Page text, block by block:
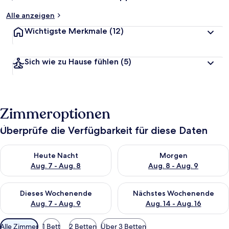
Alle anzeigen
Wichtigste Merkmale (12)
Sich wie zu Hause fühlen (5)
Zimmeroptionen
Überprüfe die Verfügbarkeit für diese Daten
Heute Nacht
Aug. 7 - Aug. 8
Überprüfe die Verfügbarkeit für heute Nacht, Aug. 7 - Aug. 8.
Morgen
Aug. 8 - Aug. 9
Überprüfe die Verfügbarkeit
Dieses Wochenende
Aug. 7 - Aug. 9
Überprüfe die Verfügbarkeit für dieses Wochenende, Aug. 7
Nächstes Wochenende
Aug. 14 - Aug. 16
Überprüfe die Verfügbarkeit
Verfügbare
Alle Zimmer 1 Bett 2 Betten Über 3 Betten